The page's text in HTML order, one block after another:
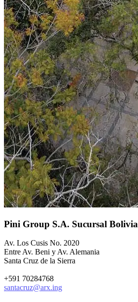
Pini Group S.A. Sucursal Bolivia
Av. Los Cusis No. 2020
Entre Av. Beni y Av. Alemania
Santa Cruz de la Sierra
+591 70284768
santacruz@arx.ing